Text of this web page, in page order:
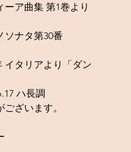
ア曲集 第1巻より
ソナタ第30番
イタリアより「ダン
ハ長調
ざいます。